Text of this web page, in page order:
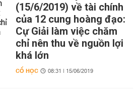
(15/6/2019) về tài chính
của 12 cung hoàng đạo:
Cự Giải làm việc chăm
chỉ nên thu về nguồn lợi
khá lớn
CỔ HỌC 08:31 | 15/06/2019